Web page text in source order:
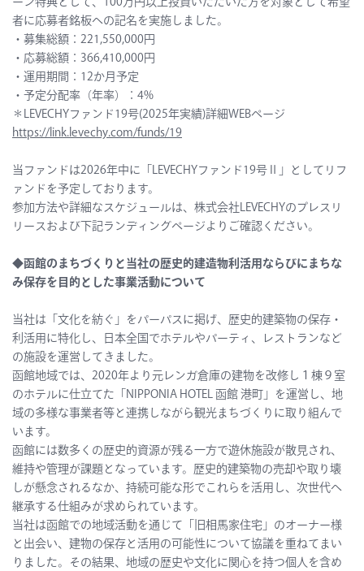
ーン特典として、100万円以上投資いただいた方を対象として希望
者に応募者銘板への記名を実施しました。
・募集総額：221,550,000円
・応募総額：366,410,000円
・運用期間：12か月予定
・予定分配率（年率）：4%
＊LEVECHYファンド19号(2025年実績)詳細WEBぺージ
https://link.levechy.com/funds/19
当ファンドは2026年中に「LEVECHYファンド19号Ⅱ」としてリフ
ァンドを予定しております。
参加方法や詳細なスケジュールは、株式会社LEVECHYのプレスリ
リースおよび下記ランディングページよりご確認ください。
◆函館のまちづくりと当社の歴史的建造物利活用ならびにまちな
み保存を目的とした事業活動について
当社は「文化を紡ぐ」をパーパスに掲げ、歴史的建築物の保存・
利活用に特化し、日本全国でホテルやパーティ、レストランなど
の施設を運営してきました。
函館地域では、2020年より元レンガ倉庫の建物を改修し１棟９室
のホテルに仕立てた「NIPPONIA HOTEL 函館 港町」を運営し、地
域の多様な事業者等と連携しながら観光まちづくりに取り組んで
います。
函館には数多くの歴史的資源が残る一方で遊休施設が散見され、
維持や管理が課題となっています。歴史的建築物の売却や取り壊
しが懸念されるなか、持続可能な形でこれらを活用し、次世代へ
継承する仕組みが求められています。
当社は函館での地域活動を通じて「旧相馬家住宅」のオーナー様
と出会い、建物の保存と活用の可能性について協議を重ねてまい
りました。その結果、地域の歴史や文化に関心を持つ個人を含め